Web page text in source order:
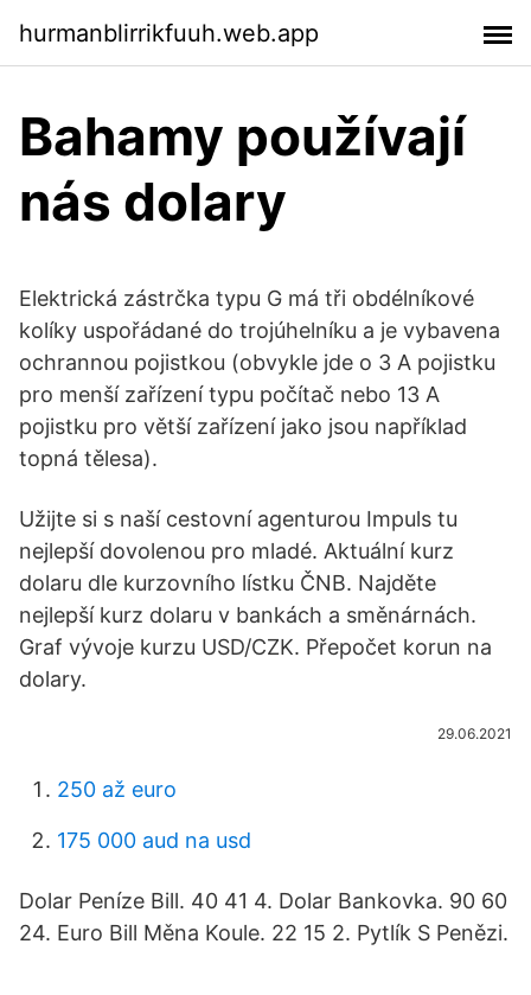
hurmanblirrikfuuh.web.app
Bahamy používají
nás dolary
Elektrická zástrčka typu G má tři obdélníkové
kolíky uspořádané do trojúhelníku a je vybavena
ochrannou pojistkou (obvykle jde o 3 A pojistku
pro menší zařízení typu počítač nebo 13 A
pojistku pro větší zařízení jako jsou například
topná tělesa).
Užijte si s naší cestovní agenturou Impuls tu
nejlepší dovolenou pro mladé. Aktuální kurz
dolaru dle kurzovního lístku ČNB. Najděte
nejlepší kurz dolaru v bankách a směnárnách.
Graf vývoje kurzu USD/CZK. Přepočet korun na
dolary.
29.06.2021
250 až euro
175 000 aud na usd
Dolar Peníze Bill. 40 41 4. Dolar Bankovka. 90 60
24. Euro Bill Měna Koule. 22 15 2. Pytlík S Penězi.